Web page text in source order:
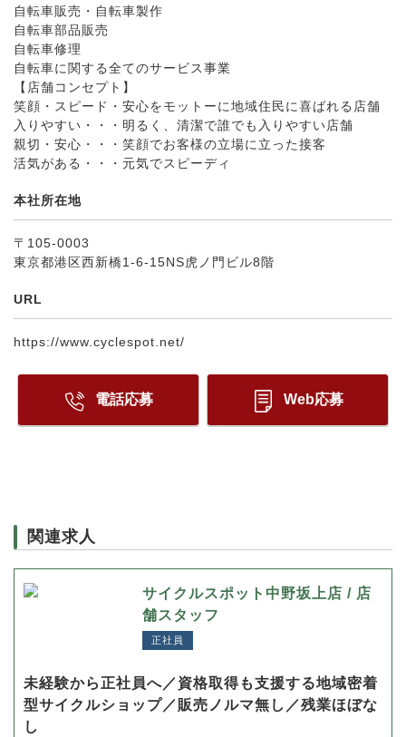
自転車販売・自転車製作
自転車部品販売
自転車修理
自転車に関する全てのサービス事業
【店舗コンセプト】
笑顔・スピード・安心をモットーに地域住民に喜ばれる店舗
入りやすい・・・明るく、清潔で誰でも入りやすい店舗
親切・安心・・・笑顔でお客様の立場に立った接客
活気がある・・・元気でスピーディ
本社所在地
〒105-0003
東京都港区西新橋1-6-15NS虎ノ門ビル8階
URL
https://www.cyclespot.net/
電話応募 Web応募
関連求人
サイクルスポット中野坂上店 / 店
舗スタッフ
正社員
未経験から正社員へ／資格取得も支援する地域密着
型サイクルショップ／販売ノルマ無し／残業ほぼな
し